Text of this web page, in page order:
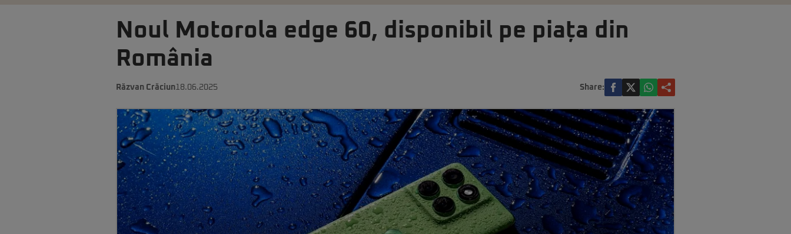
Noul Motorola edge 60, disponibil pe piața din
România
Răzvan Crăciun18.06.2025 Share: